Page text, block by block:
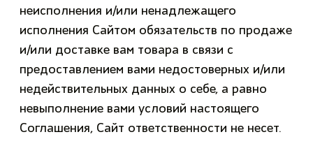
неисполнения и/или ненадлежащего
исполнения Сайтом обязательств по продаже
и/или доставке вам товара в связи с
предоставлением вами недостоверных и/или
недействительных данных о себе, а равно
невыполнение вами условий настоящего
Соглашения, Сайт ответственности не несет.